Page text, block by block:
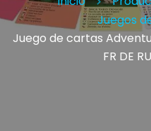
Juegos
Juego de cartas
FR DE